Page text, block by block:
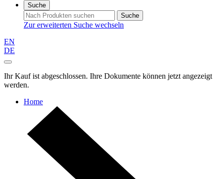
Suche
Suche
Zur erweiterten Suche wechseln
EN
DE
Ihr Kauf ist abgeschlossen. Ihre Dokumente können jetzt angezeigt
werden.
Home